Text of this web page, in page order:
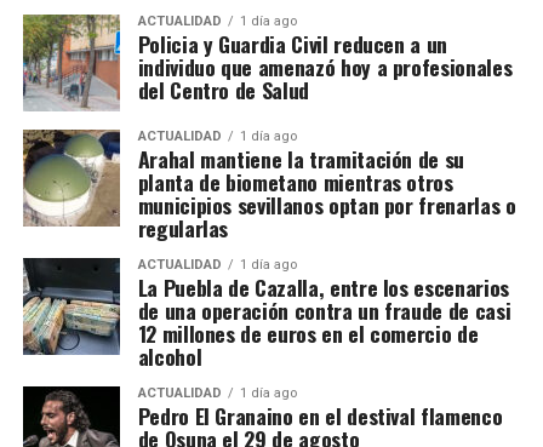
Arquillos de la Rosa con obligación de edificar en
quince días. Pedro del Campillo solicitó intervenir
sobre un «terraplén intermedio entre las murallas».
las cuotas de IVA presuntamente defraudadas
durante los ejercicios fiscales comprendidos entre
2018 y 2025. La cifra, advierten los investigadores,
todavía podría aumentar a medida que se estudie la
documentación intervenida.
Registros en La Puebla de Cazalla
La conexión con La Puebla no es meramente
territorial. La fase operativa se desarrolló el pasado
14 de julio de 2026 y comprendió nueve entradas y
registros en sociedades mercantiles situadas en La
Puebla de Cazalla, Valencia, Badajoz y Córdoba,
además del registro de un domicilio particular en La
Puebla de Cazalla. La información oficial no precisa,
ACTUALIDAD 1 día ago
Policia y Guardia Civil reducen a un
individuo que amenazó hoy a profesionales
del Centro de Salud
ACTUALIDAD 1 día ago
Arahal mantiene la tramitación de su
planta de biometano mientras otros
municipios sevillanos optan por frenarlas o
regularlas
ACTUALIDAD 1 día ago
La Puebla de Cazalla, entre los escenarios
de una operación contra un fraude de casi
12 millones de euros en el comercio de
alcohol
ACTUALIDAD 1 día ago
Pedro El Granaino en el destival flamenco
de Osuna el 29 de agosto